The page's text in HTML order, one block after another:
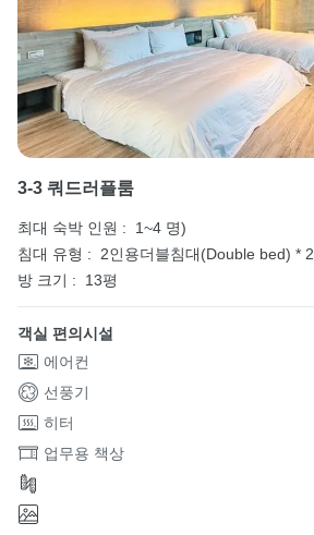
3-3 쿼드러플룸
최대 숙박 인원 :
1~4 명)
침대 유형 :
2인용더블침대(Double bed) * 2
방 크기 :
13평
객실 편의시설
에어컨
선풍기
히터
업무용 책상